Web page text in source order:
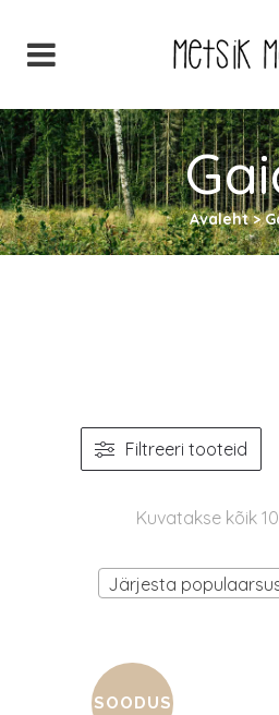
Avaleht>
Filtreeri tooteid
Kuvatakse kõik
Järjesta
SOODUS